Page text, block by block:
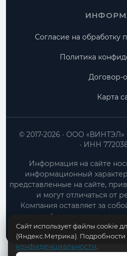
Согласие на обработку
Политика
Договор-
Карта
ООО «ВИНТЭЛ»
ИНН
© 2017-2026
Информация на сайте
информационный
представленные на сайте,
и могут отличаться от
Компания оставляет за
изменений в конструкцию,
товара без
Сайт использует файлы cookie
(Яндекс.Метрика). Подробности
конфиденциальности